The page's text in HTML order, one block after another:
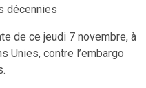
décennies
de ce jeudi 7 novembre, à
Unies, contre l’embargo